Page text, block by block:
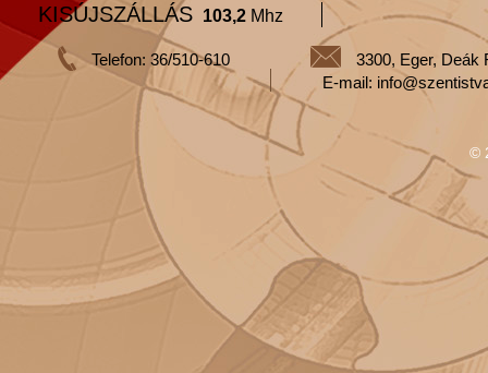
KISÚJSZÁLLÁS 103,2 Mhz
Telefon: 36/510-610
3300, Eger, Deák
E-mail:
©